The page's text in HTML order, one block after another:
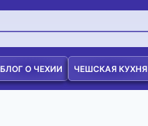
БЛОГ О ЧЕХИИ ЧЕШСКАЯ КУХНЯ